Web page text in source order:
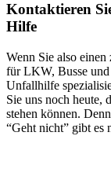
Kontaktieren
Hilfe
Wenn Sie also
für LKW, Busse und
Unfallhilfe
Sie uns noch heute,
stehen können.
“Geht nicht” gibt es